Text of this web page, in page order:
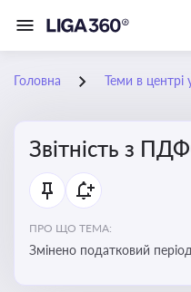
Головна Теми в центрі
Звітність з
ПРО ЩО ТЕМА:
Змінено податковий